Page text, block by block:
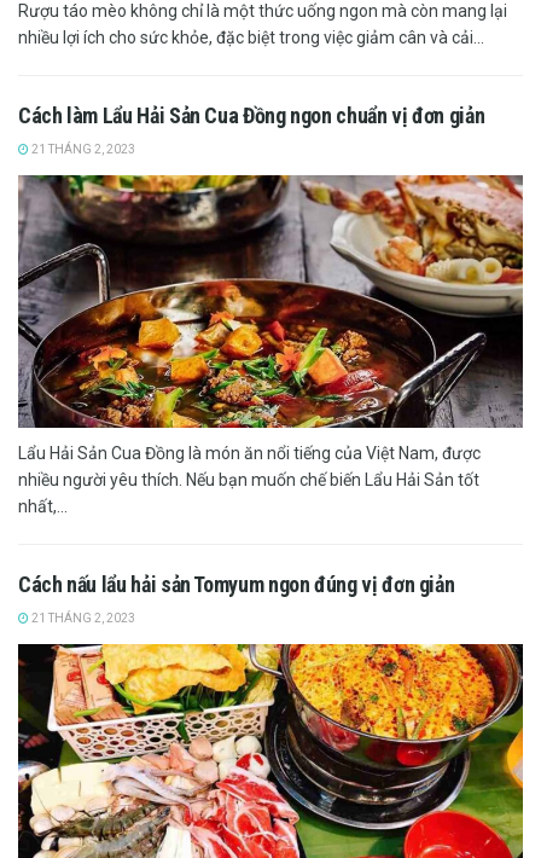
Rượu táo mèo không chỉ là một thức uống ngon mà còn mang lại
nhiều lợi ích cho sức khỏe, đặc biệt trong việc giảm cân và cải...
Cách làm Lẩu Hải Sản Cua Đồng ngon chuẩn vị đơn giản
21 THÁNG 2, 2023
Lẩu Hải Sản Cua Đồng là món ăn nổi tiếng của Việt Nam, được
nhiều người yêu thích. Nếu bạn muốn chế biến Lẩu Hải Sản tốt
nhất,...
Cách nấu lẩu hải sản Tomyum ngon đúng vị đơn giản
21 THÁNG 2, 2023